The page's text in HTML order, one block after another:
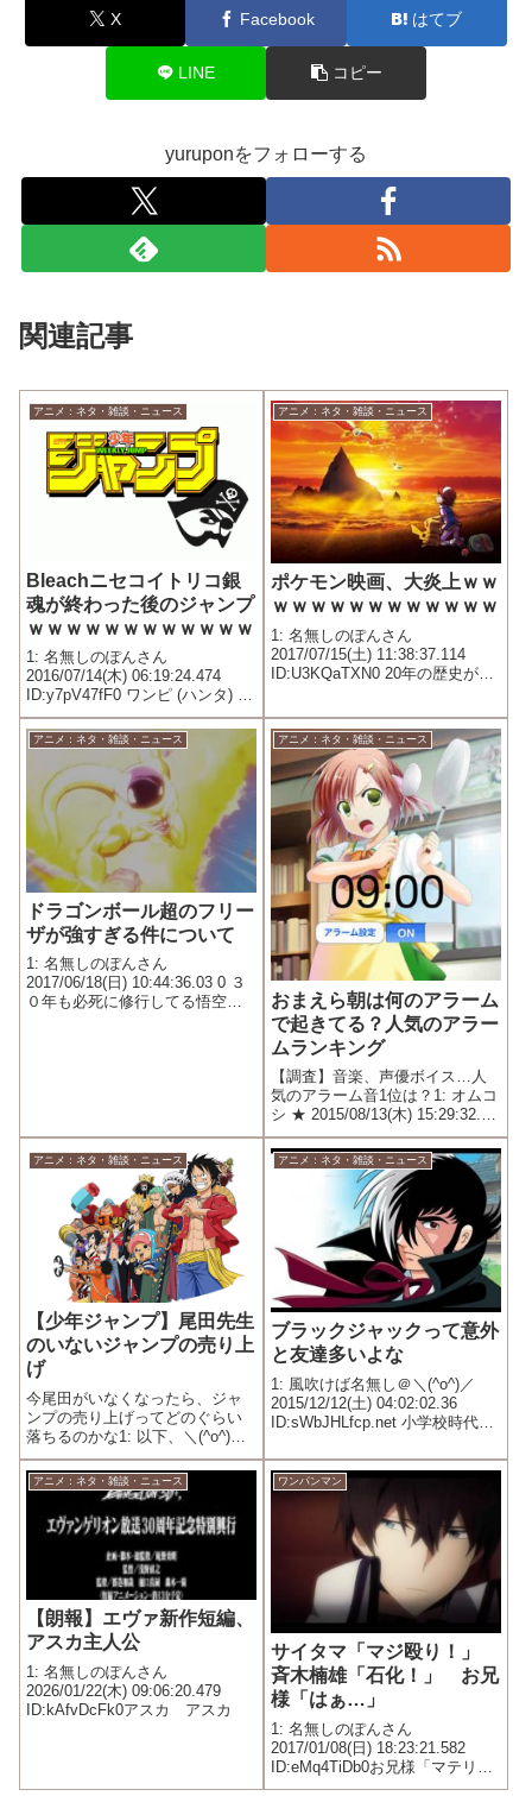
X Facebook はてブ
LINE コピー
yuruponをフォローする
関連記事
アニメ：ネタ・雑談・ニュース
Bleachニセコイトリコ銀
魂が終わった後のジャンプ
ｗｗｗｗｗｗｗｗｗｗｗｗ
1: 名無しのぽんさん
2016/07/14(木) 06:19:24.474
ID:y7pV47fF0 ワンピ (ハンタ) ハ
イキュー 僕ヒデ ソーマ ワート
リ こち亀 ブラクロ ゆらぎ 斉木
磯部 相撲 背筋 左門
アニメ：ネタ・雑談・ニュース
ポケモン映画、大炎上ｗｗ
ｗｗｗｗｗｗｗｗｗｗｗｗ
1: 名無しのぽんさん
2017/07/15(土) 11:38:37.114
ID:U3KQaTXN0 20年の歴史が捏
アニメ：ネタ・雑談・ニュース
ドラゴンボール超のフリー
ザが強すぎる件について
1: 名無しのぽんさん
2017/06/18(日) 10:44:36.03 0 ３
０年も必死に修行してる悟空と
アニメ：ネタ・雑談・ニュース
おまえら朝は何のアラーム
で起きてる？人気のアラー
ムランキング
【調査】音楽、声優ボイス…人
気のアラーム音1位は？1: オムコ
シ ★ 2015/08/13(木) 15:29:32.76
ID:???.net
アニメ：ネタ・雑談・ニュース
【少年ジャンプ】尾田先生
のいないジャンプの売り上
げ
今尾田がいなくなったら、ジャ
ンプの売り上げってどのぐらい
落ちるのかな1: 以下、＼(^o^)／
でVIPがお送りします
2015/09/16(水) 18:51:22.829
ID:/ZDXFiu5a.net
アニメ：ネタ・雑談・ニュース
ブラックジャックって意外
と友達多いよな
1: 風吹けば名無し＠＼(^o^)／
2015/12/12(土) 04:02:02.36
ID:sWbJHLfcp.net 小学校時代→
ラ 高校時代→無理 大学時代→手
塚 全然孤独やないやろ
アニメ：ネタ・雑談・ニュース
【朗報】エヴァ新作短編、
アスカ主人公
1: 名無しのぽんさん
2026/01/22(木) 09:06:20.479
ID:kAfvDcFk0アスカ アスカ
ワンパンマン
サイタマ「マジ殴り！」
斉木楠雄「石化！」 お兄
様「はぁ…」
1: 名無しのぽんさん
2017/01/08(日) 18:23:21.582
ID:eMq4TiDb0お兄様「マテリア
ル・バースト（質量爆散）、質